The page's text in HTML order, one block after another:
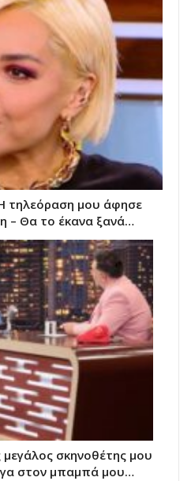
τηλεόραση μου άφησε
– Θα το έκανα ξανά…
σκηνοθέτης μου
στον μπαμπά μου…